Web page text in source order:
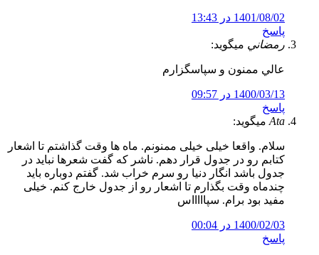
1401/08/02 در 13:43
پاسخ
رمضاني میگوید:
عالي ممنون و سپاسگزارم
1400/03/13 در 09:57
پاسخ
Ata میگوید:
سلام. واقعا خیلی خیلی ممنونم. ماه ها وقت گذاشتم تا اشعار
کتابم رو در جدول قرار دهم. ناشر که گفت شعرها نباید در
جدول باشد انگار دنیا رو سرم خراب شد. گفتم دوباره باید
چندماه وقت بگذارم تا اشعار رو از جدول خارج کنم. خیلی
مفید بود برام. سپاااااس
1400/02/03 در 00:04
پاسخ